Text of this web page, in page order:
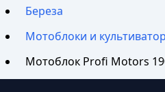
Береза
Мотоблоки и
Мотоблок Profi Motors